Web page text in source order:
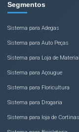
Segmentos
Sistema para Adegas
Sistema para Auto Peças
Sistema para Loja de
Sistema para Açougue
Sistema para Floricultura
Sistema para Drogaria
Sistema para loja de Cortinas